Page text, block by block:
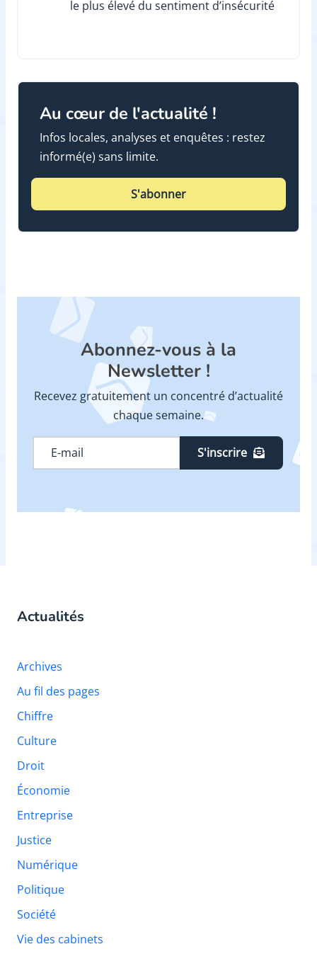
le plus élevé du sentiment d’insécurité
Au cœur de l'actualité !
Infos locales, analyses et enquêtes : restez
informé(e) sans limite.
S'abonner
Abonnez-vous à la
Newsletter !
Recevez gratuitement un concentré d’actualité
chaque semaine.
S'inscrire
Actualités
Archives
Au fil des pages
Chiffre
Culture
Droit
Économie
Entreprise
Justice
Numérique
Politique
Société
Vie des cabinets